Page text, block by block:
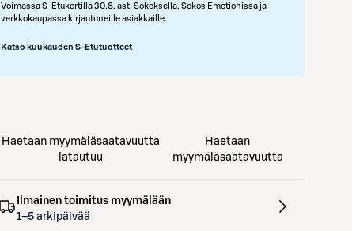
Voimassa S-Etukortilla 30.8. asti Sokoksella, Sokos Emotionissa ja
verkkokaupassa kirjautuneille asiakkaille.
Katso kuukauden S-Etutuotteet
Haetaan myymäläsaatavuutta
latautuu
Haetaan
myymäläsaatavuutta
Ilmainen toimitus myymälään
1–5 arkipäivää